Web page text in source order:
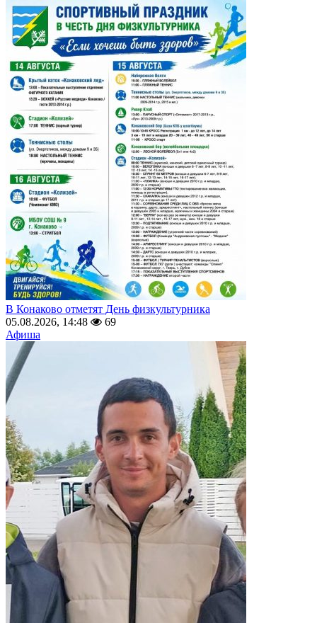
В Конаково отметят День физкультурника
05.08.2026, 14:48
69
Афиша